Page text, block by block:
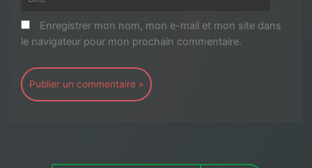
Enregistrer mon nom, mon e-mail et mon site dans
le navigateur pour mon prochain commentaire.